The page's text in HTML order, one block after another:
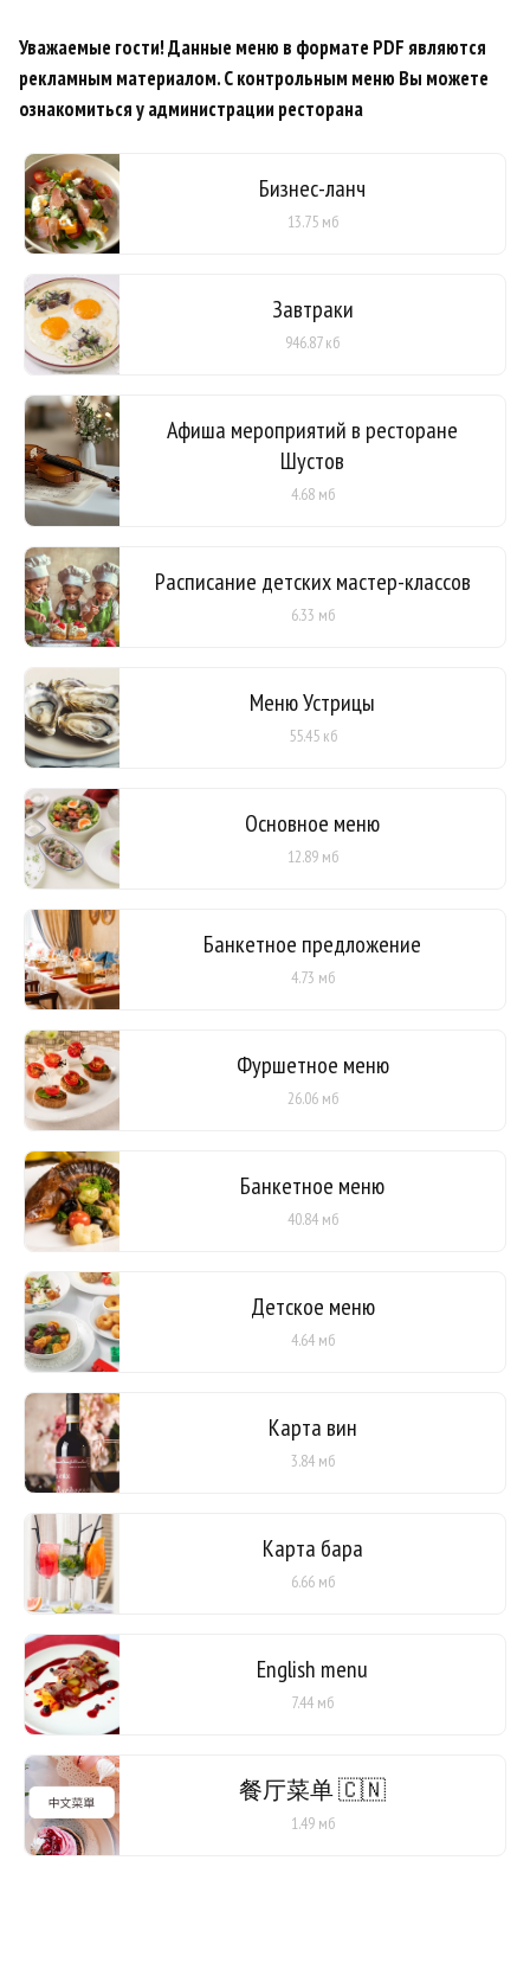
Уважаемые гости! Данные меню в формате PDF являются
рекламным материалом. С контрольным меню Вы можете
ознакомиться у администрации ресторана
Бизнес-ланч
13.75 мб
Завтраки
946.87 кб
Афиша мероприятий в ресторане
Шустов
4.68 мб
Расписание детских мастер-классов
6.33 мб
Меню Устрицы
55.45 кб
Основное меню
12.89 мб
Банкетное предложение
4.73 мб
Фуршетное меню
26.06 мб
Банкетное меню
40.84 мб
Детское меню
4.64 мб
Карта вин
3.84 мб
Карта бара
6.66 мб
English menu
7.44 мб
餐厅菜单 🇨🇳
1.49 мб